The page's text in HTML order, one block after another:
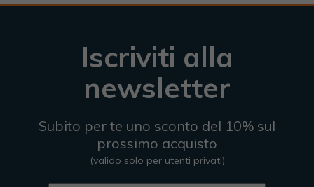
Iscriviti alla
newsletter
Subito per te uno sconto del 10% sul
prossimo acquisto
(valido solo per utenti privati)